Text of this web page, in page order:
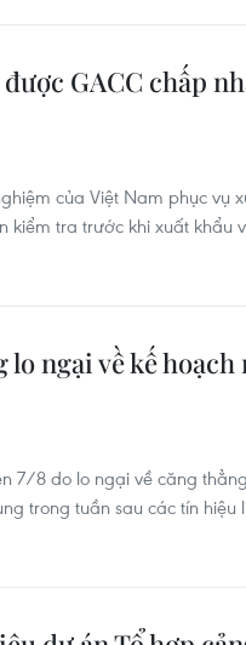
GACC chấp
của Việt Nam phục vụ
kiểm tra trước khi xuất khẩu
ngại về kế hoạch
7/8 do lo ngại về căng
trong tuần sau các tín hiệu